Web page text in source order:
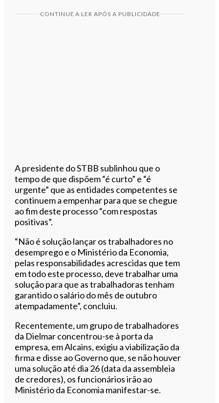
CONTINUE A LER APÓS A PUBLICIDADE
A presidente do STBB sublinhou que o
tempo de que dispõem “é curto” e “é
urgente” que as entidades competentes se
continuem a empenhar para que se chegue
ao fim deste processo “com respostas
positivas”.
“Não é solução lançar os trabalhadores no
desemprego e o Ministério da Economia,
pelas responsabilidades acrescidas que tem
em todo este processo, deve trabalhar uma
solução para que as trabalhadoras tenham
garantido o salário do mês de outubro
atempadamente”, concluiu.
Recentemente, um grupo de trabalhadores
da Dielmar concentrou-se à porta da
empresa, em Alcains, exigiu a viabilização da
firma e disse ao Governo que, se não houver
uma solução até dia 26 (data da assembleia
de credores), os funcionários irão ao
Ministério da Economia manifestar-se.